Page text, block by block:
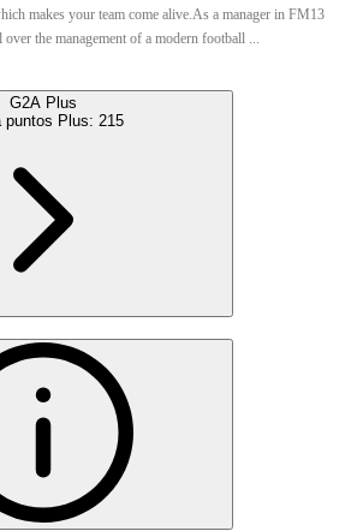
makes your team come alive.As a manager in FM13
the management of a modern football ...
G2A Plus
puntos Plus: 215